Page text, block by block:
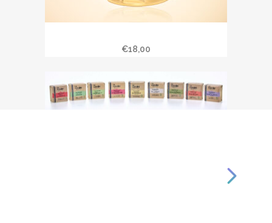
€18,00